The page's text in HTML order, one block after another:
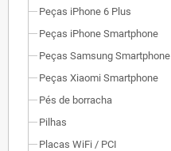
Peças iPhone 6 Plus
Peças iPhone Smartphone
Peças Samsung Smartphone
Peças Xiaomi Smartphone
Pés de borracha
Pilhas
Placas WiFi / PCI